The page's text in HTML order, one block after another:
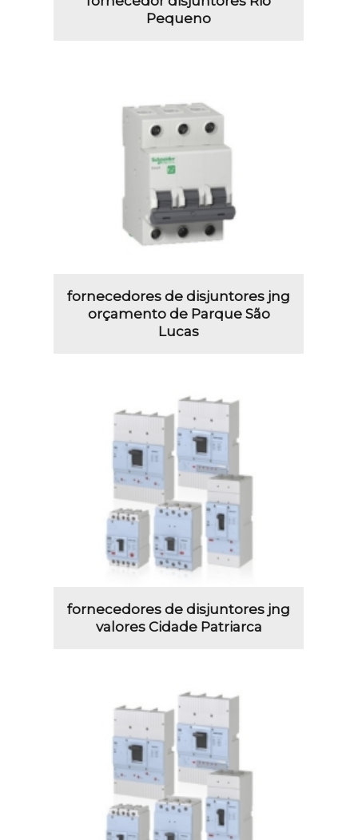
Pequeno
fornecedores de disjuntores jng
orçamento de Parque São
Lucas
fornecedores de disjuntores jng
valores Cidade Patriarca